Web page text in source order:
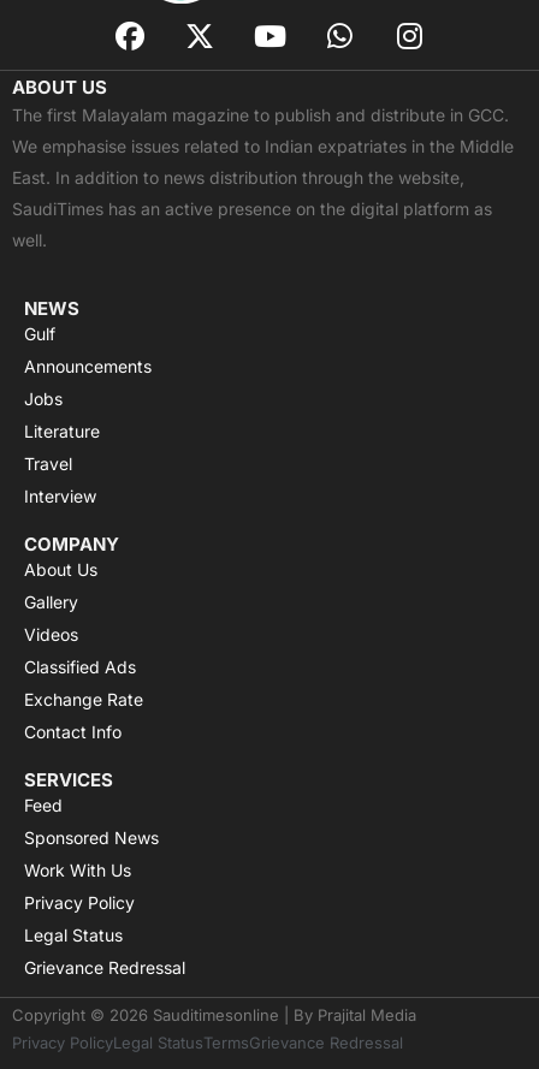
F
a
c
e
b
o
o
k
X
-
t
w
i
t
t
e
Y
o
u
t
u
b
e
W
h
a
t
s
a
p
p
I
n
s
t
a
g
r
a
ABOUT US
The first Malayalam magazine to publish and distribute in GCC.
We emphasise issues related to Indian expatriates in the Middle
East. In addition to news distribution through the website,
SaudiTimes has an active presence on the digital platform as
well.
NEWS
Gulf
Announcements
Jobs
Literature
Travel
Interview
COMPANY
About Us
Gallery
Videos
Classified Ads
Exchange Rate
Contact Info
SERVICES
Feed
Sponsored News
Work With Us
Privacy Policy
Legal Status
Grievance Redressal
Copyright © 2026 Sauditimesonline | By Prajital Media
Privacy PolicyLegal StatusTermsGrievance Redressal